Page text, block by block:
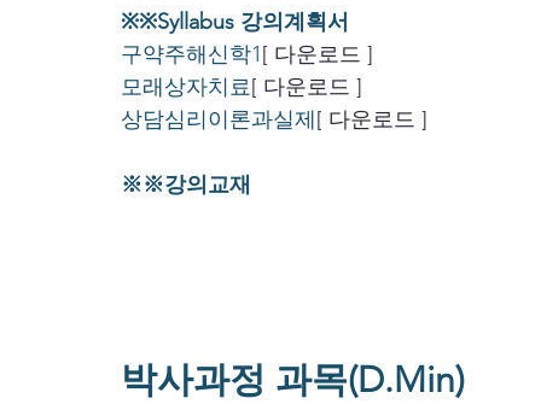
※※Syllabus 강의계획서
구약주해신학1[ 다운로드 ]
모래상자치료[ 다운로드 ]
상담심리이론과실제[ 다운로드 ]
※※강의교재
박사과정 과목(D.Min)